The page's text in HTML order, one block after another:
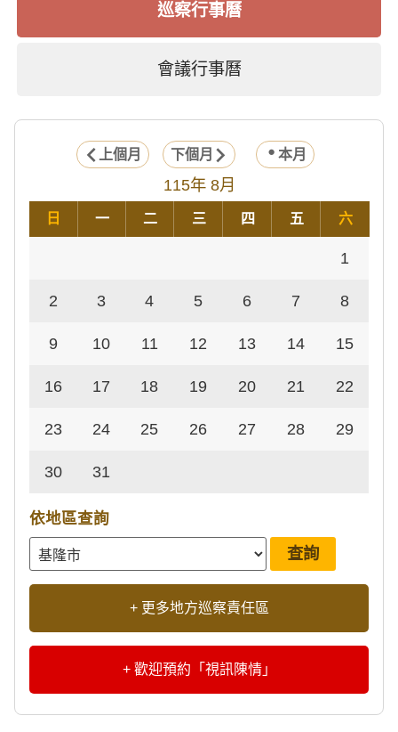
巡察行事曆
會議行事曆
上個月 下個月 本月
115年 8月
日 一 二 三 四 五 六
1
2 3 4 5 6 7 8
9 10 11 12 13 14 15
16 17 18 19 20 21 22
23 24 25 26 27 28 29
30 31
依地區查詢
+ 更多地方巡察責任區
+ 歡迎預約「視訊陳情」